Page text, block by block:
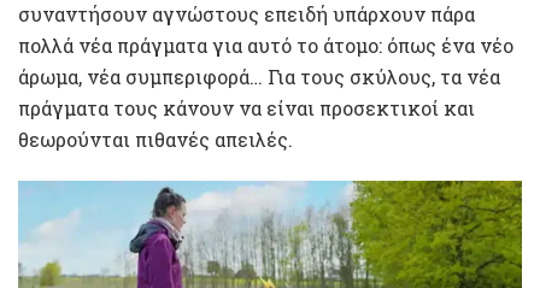
συναντήσουν αγνώστους επειδή υπάρχουν πάρα
πολλά νέα πράγματα για αυτό το άτομο: όπως ένα νέο
άρωμα, νέα συμπεριφορά… Για τους σκύλους, τα νέα
πράγματα τους κάνουν να είναι προσεκτικοί και
θεωρούνται πιθανές απειλές.